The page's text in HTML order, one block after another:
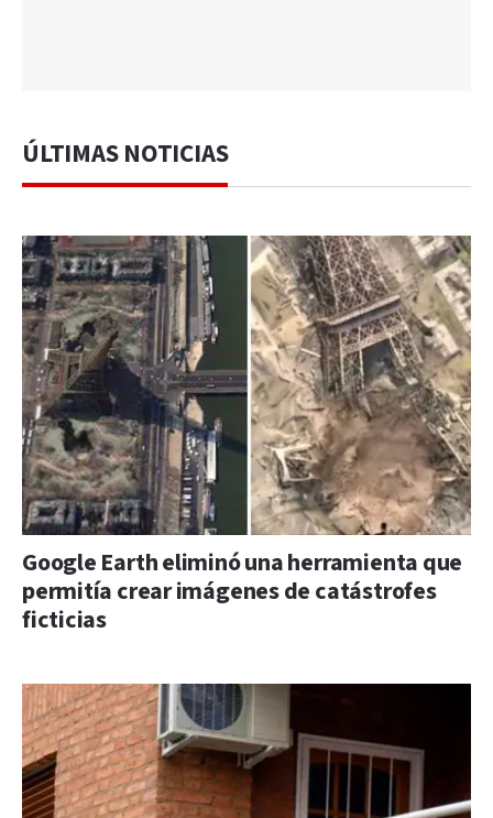
ÚLTIMAS NOTICIAS
Google Earth eliminó una herramienta que
permitía crear imágenes de catástrofes
ficticias